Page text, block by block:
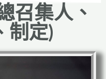
召集人、
制定)